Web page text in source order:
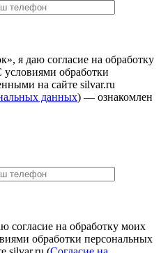
я даю согласие на обработку
обработки
на сайте silvar.ru
данных) — ознакомлен
согласие на обработку моих
обработки персональных